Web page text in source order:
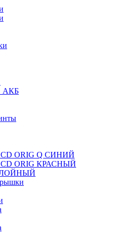
АКБ
ORIG Q СИНИЙ
ORIG КРАСНЫЙ